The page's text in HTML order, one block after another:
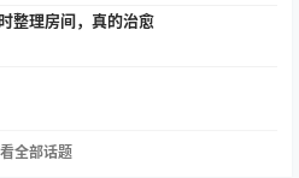
整理房间，真的治愈
全部话题